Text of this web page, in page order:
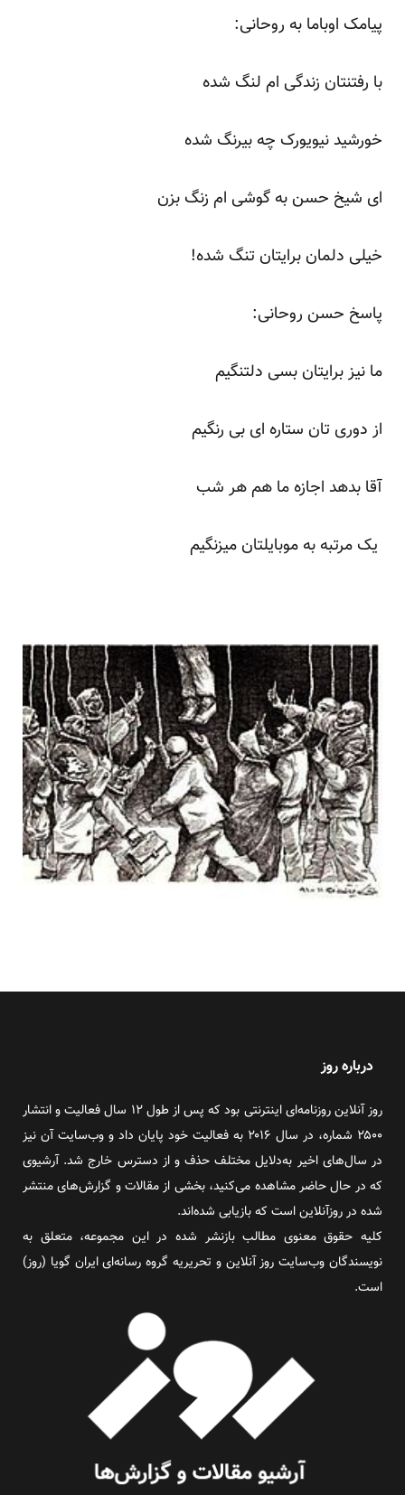
پیامک اوباما به روحانی:
با رفتنتان زندگی ام لنگ شده
خورشید نیویورک چه بیرنگ شده
ای شیخ حسن به گوشی ام زنگ بزن
خیلی دلمان برایتان تنگ شده!
پاسخ حسن روحانی:
ما نیز برایتان بسی دلتنگیم
از دوری تان ستاره ای بی رنگیم
آقا بدهد اجازه ما هم هر شب
یک مرتبه به موبایلتان میزنگیم
درباره روز
روز آنلاین روزنامه‌ای اینترنتی بود که پس از طول ۱۲ سال فعالیت و انتشار
۲۵۰۰ شماره، در سال ۲۰۱۶ به فعالیت خود پایان داد و وب‌سایت آن نیز
در سال‌های اخیر به‌دلایل مختلف حذف و از دسترس خارج شد. آرشیوی
که در حال حاضر مشاهده می‌کنید، بخشی از مقالات و گزارش‌های منتشر
شده در روزآنلاین است که بازیابی شده‌اند.
کلیه حقوق معنوی مطالب بازنشر شده در این مجموعه، متعلق به
نویسندگان وب‌سایت روز آنلاین و تحریریه گروه رسانه‌ای ایران گویا (روز)
است.